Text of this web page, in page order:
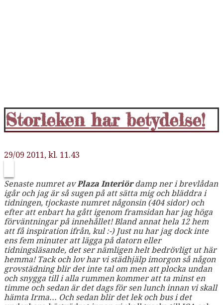
Storleken har betydelse!
29/09 2011, kl. 11.43
Senaste numret avPlaza Interiördamp ner i brevlådan
igår och jag är så sugen på att sätta mig och bläddra i
tidningen, tjockaste numret någonsin (404 sidor) och
efter att enbart ha gått igenom framsidan har jag höga
förväntningar på innehållet! Bland annat hela 12 hem
att få inspiration ifrån, kul :-) Just nu har jag dock inte
ens fem minuter att lägga på datorn eller
tidningsläsande, det ser nämligen helt bedrövligt ut här
hemma! Tack och lov har vi städhjälp imorgon så någon
grovstädning blir det inte tal om men att plocka undan
och snygga till i alla rummen kommer att ta minst en
timme och sedan är det dags för sen lunch innan vi skall
hämta Irma... Och sedan blir det lek och bus i det